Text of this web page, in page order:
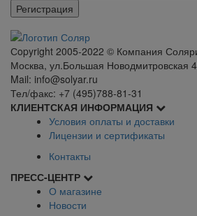
Сopyright 2005-2022 © Компания
Москва, ул.Большая Новодмитровская
Mail: info@solyar.ru
Тел/факс: +7 (495)788-81-31
КЛИЕНТСКАЯ ИНФОРМАЦИЯ
Условия оплаты и доставки
Лицензии и сертификаты
Контакты
ПРЕСС-ЦЕНТР
О магазине
Новости